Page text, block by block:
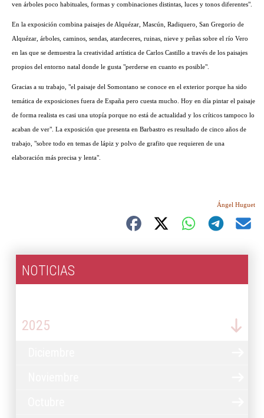
ven árboles poco habituales, formas y combinaciones distintas, luces y tonos diferentes".
En la exposición combina paisajes de Alquézar, Mascún, Radiquero, San Gregorio de
Alquézar, árboles, caminos, sendas, atardeceres, ruinas, nieve y peñas sobre el río Vero
en las que se demuestra la creatividad artística de Carlos Castillo a través de los paisajes
propios del entorno natal donde le gusta "perderse en cuanto es posible".
Gracias a su trabajo, "el paisaje del Somontano se conoce en el exterior porque ha sido
temática de exposiciones fuera de España pero cuesta mucho. Hoy en día pintar el paisaje
de forma realista es casi una utopía porque no está de actualidad y los críticos tampoco lo
acaban de ver". La exposición que presenta en Barbastro es resultado de cinco años de
trabajo, "sobre todo en temas de lápiz y polvo de grafito que requieren de una
elaboración más precisa y lenta".
Ángel Huguet
NOTICIAS
2025